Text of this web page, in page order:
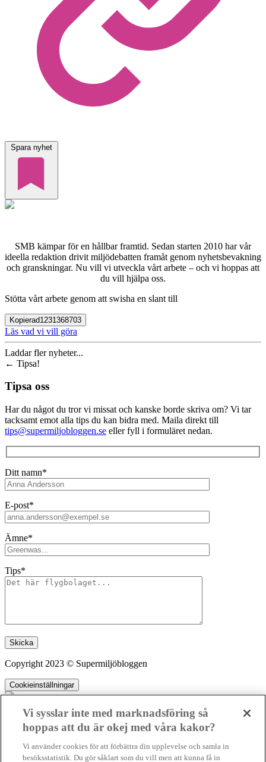
Spara nyhet
SMB kämpar för en hållbar framtid. Sedan starten 2010 har vår
ideella redaktion drivit miljödebatten framåt genom nyhetsbevakning
och granskningar. Nu vill vi utveckla vårt arbete – och vi hoppas att
du vill hjälpa oss.
Stötta vårt arbete genom att swisha en slant till
Kopierad1231368703
Läs vad vi vill göra
Laddar fler nyheter...
← Tipsa!
Tipsa oss
Har du något du tror vi missat och kanske borde skriva om? Vi tar
tacksamt emot alla tips du kan bidra med. Maila direkt till
tips@supermiljobloggen.se eller fyll i formuläret nedan.
Ditt namn*
E-post*
Ämne*
Tips*
Lämna detta fält tomt.
Copyright 2023 © Supermiljöbloggen
Cookieinställningar
ideella redaktion drivit miljödebatten framåt genom nyhetsbevakning
och granskningar. Nu vill vi utveckla vårt arbete – och vi hoppas att
Vi sysslar inte med marknadsföring så
hoppas att du är okej med våra kakor?
Vi använder cookies för att förbättra din upplevelse och samla in
besöksstatistik. Du gör såklart som du vill men att kunna få in